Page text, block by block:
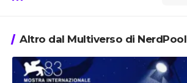
Altro dal Multiverso di NerdPool